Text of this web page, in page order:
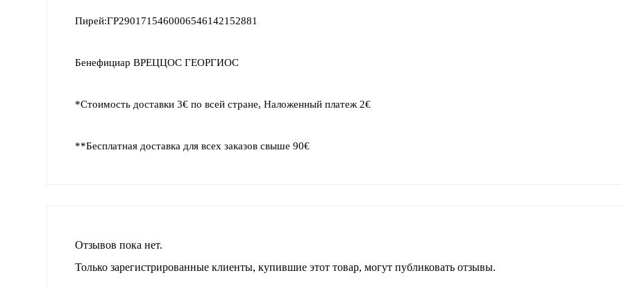
Пирей:ГР2901715460006546142152881
Бенефициар ВРЕЦЦОС ГЕОРГИОС
*Стоимость доставки 3€ по всей стране, Наложенный платеж 2€
**Бесплатная доставка для всех заказов свыше 90€
Отзывов пока нет.
Только зарегистрированные клиенты, купившие этот товар, могут публиковать отзывы.